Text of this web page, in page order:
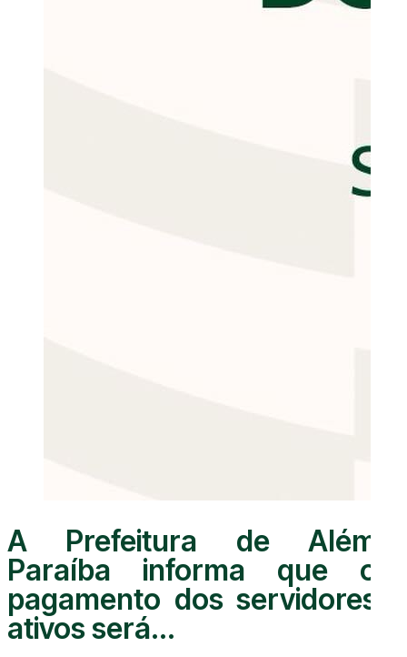
A Prefeitura de Além
Paraíba informa que o
pagamento dos servidores
ativos será...